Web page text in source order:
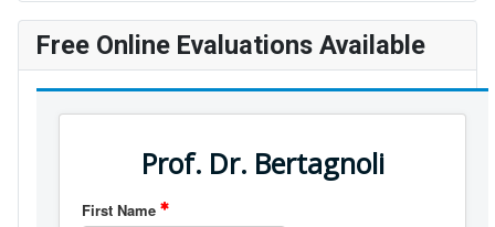
Free Online Evaluations Available